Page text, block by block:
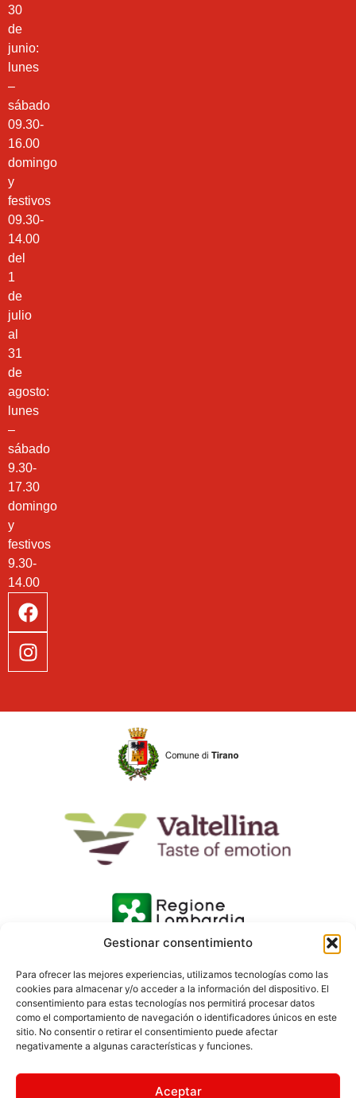
Gestionar consentimiento
Para ofrecer las mejores experiencias, utilizamos tecnologías como las
cookies para almacenar y/o acceder a la información del dispositivo. El
consentimiento para estas tecnologías nos permitirá procesar datos
como el comportamiento de navegación o identificadores únicos en este
sitio. No consentir o retirar el consentimiento puede afectar
negativamente a algunas características y funciones.
Aceptar
30
de
junio:
lunes
–
sábado
09.30-
16.00
domingo
y
festivos
09.30-
14.00
del
1
de
julio
al
31
de
agosto:
lunes
–
sábado
9.30-
17.30
domingo
y
festivos
9.30-
14.00